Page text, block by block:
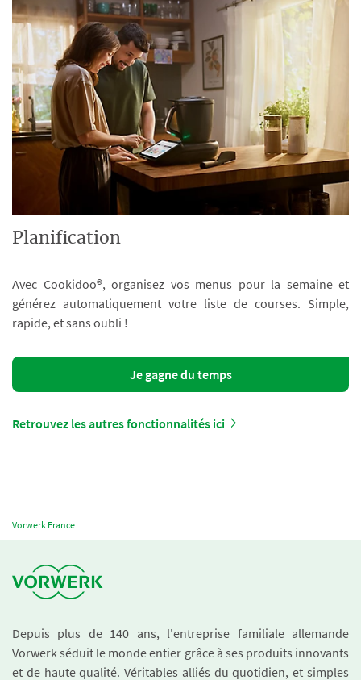
Planification
Avec Cookidoo®, organisez vos menus pour la semaine et
générez automatiquement votre liste de courses. Simple,
rapide, et sans oubli !
Je gagne du temps
Retrouvez les autres fonctionnalités ici
Vorwerk France
Depuis plus de 140 ans, l'entreprise familiale allemande
Vorwerk séduit le monde entier grâce à ses produits innovants
et de haute qualité. Véritables alliés du quotidien, et simples